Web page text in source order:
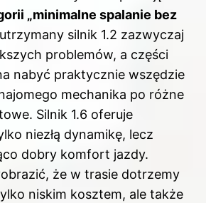
„minimalne spalanie bez
silnik 1.2 zazwyczaj
problemów, a części
nabyć praktycznie wszędzie
mechanika po różne
Silnik 1.6 oferuje
niezłą dynamikę, lecz
dobry komfort jazdy.
że w trasie dotrzemy
niskim kosztem, ale także